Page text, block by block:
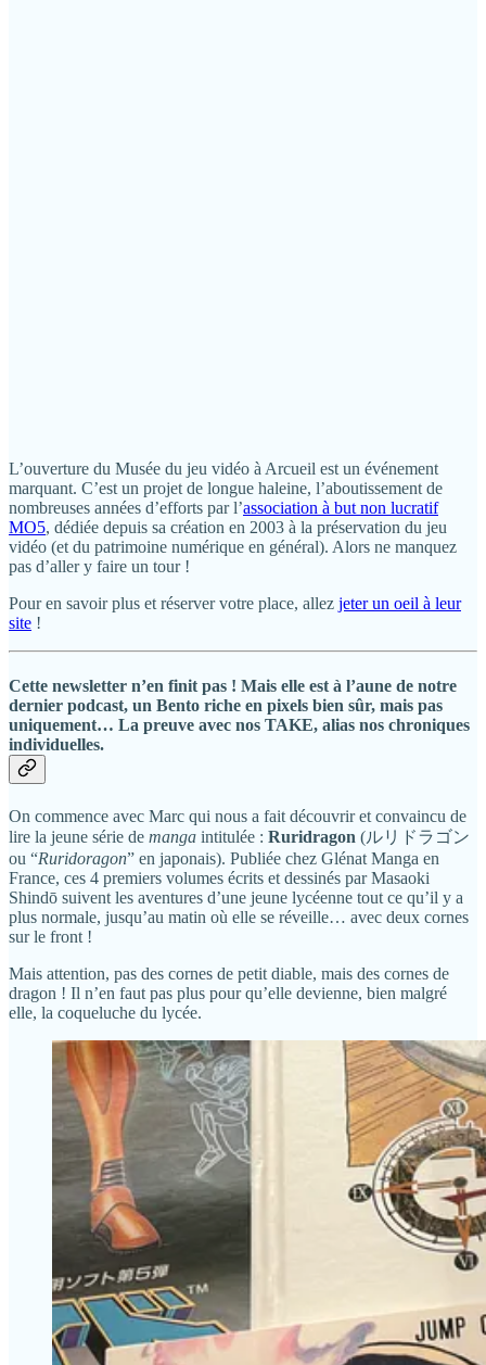
L’ouverture du Musée du jeu vidéo à Arcueil est un événement
marquant. C’est un projet de longue haleine, l’aboutissement de
nombreuses années d’efforts par l’association à but non lucratif
MO5, dédiée depuis sa création en 2003 à la préservation du jeu
vidéo (et du patrimoine numérique en général). Alors ne manquez
pas d’aller y faire un tour !
Pour en savoir plus et réserver votre place, allez jeter un oeil à leur
site !
Cette newsletter n’en finit pas ! Mais elle est à l’aune de notre
dernier podcast, un Bento riche en pixels bien sûr, mais pas
uniquement… La preuve avec nos TAKE, alias nos chroniques
individuelles.
On commence avec Marc qui nous a fait découvrir et convaincu de
lire la jeune série de manga intitulée : Ruridragon (ルリドラゴン
ou “Ruridoragon” en japonais). Publiée chez Glénat Manga en
France, ces 4 premiers volumes écrits et dessinés par Masaoki
Shindō suivent les aventures d’une jeune lycéenne tout ce qu’il y a
plus normale, jusqu’au matin où elle se réveille… avec deux cornes
sur le front !
Mais attention, pas des cornes de petit diable, mais des cornes de
dragon ! Il n’en faut pas plus pour qu’elle devienne, bien malgré
elle, la coqueluche du lycée.